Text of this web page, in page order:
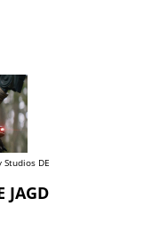
DE
JAGD